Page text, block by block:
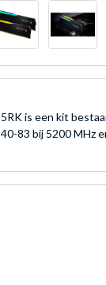
is een kit
83 bij 5200 MHz